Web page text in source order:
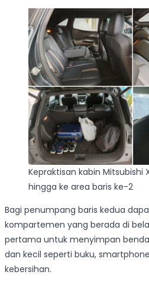
Kepraktisan kabin Mitsubishi
hingga ke area baris ke-2
Bagi penumpang baris kedua
kompartemen yang berada di
pertama untuk menyimpan
dan kecil seperti buku,
kebersihan.